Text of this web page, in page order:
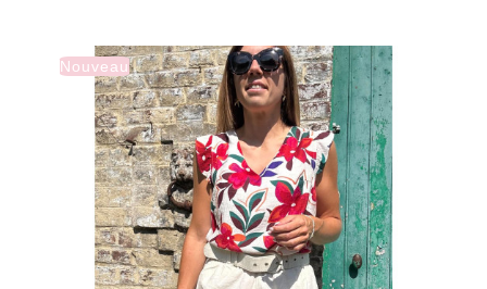
Nouveau